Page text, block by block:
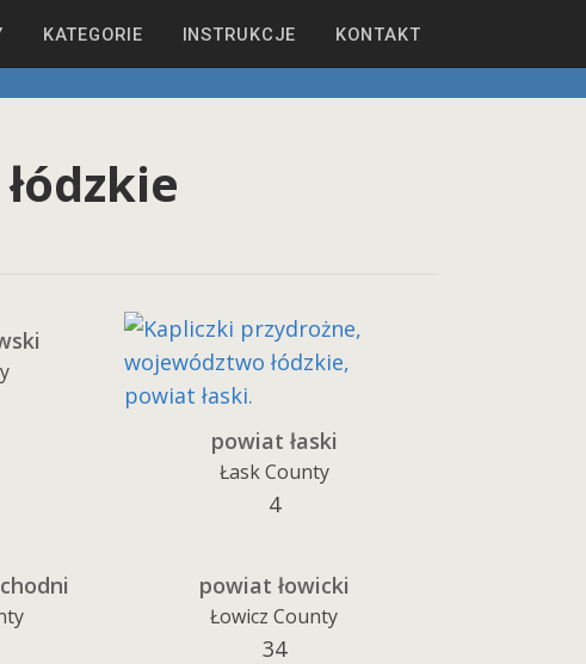
KATEGORIE INSTRUKCJE KONTAKT
powiat łaski
Łask County
4
powiat łowicki
Łowicz County
34